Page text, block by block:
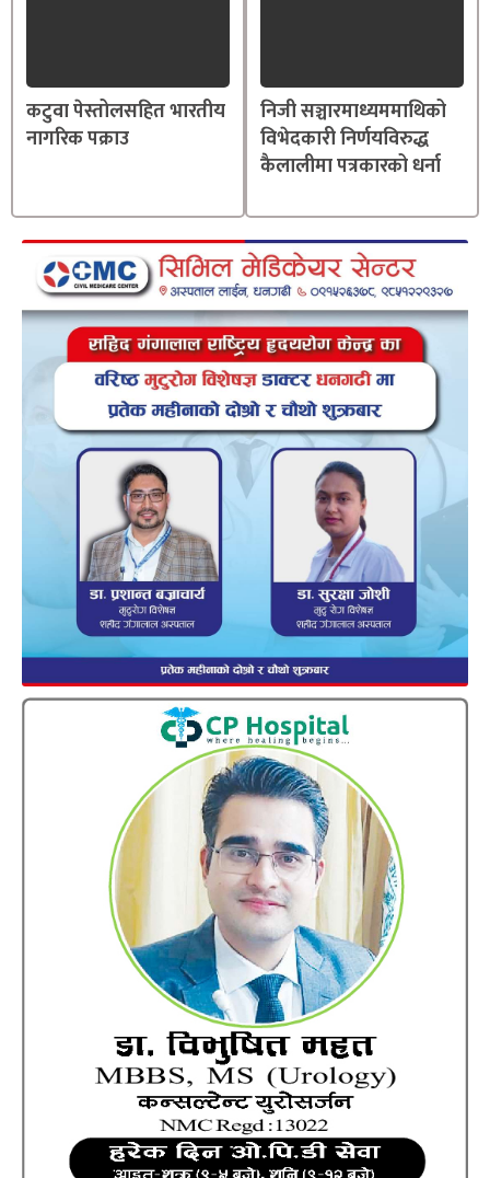
कटुवा पेस्तोलसहित भारतीय
नागरिक पक्राउ
निजी सञ्चारमाध्यममाथिको
विभेदकारी निर्णयविरुद्ध
कैलालीमा पत्रकारको धर्ना